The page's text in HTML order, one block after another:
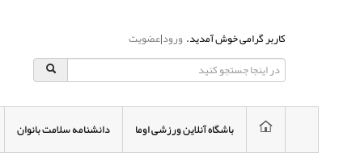
کاربر گرامی خوش آمدید.ورود|عضویت
باشگاه آنلاین ورزشی اوما دانشنامه سلامت بانوان